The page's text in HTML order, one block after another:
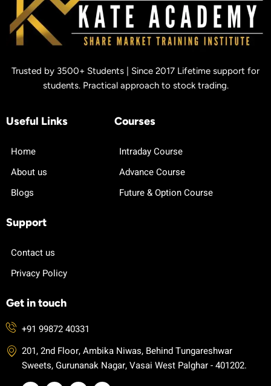
Trusted by 3500+ Students | Since 2017 Lifetime support for
students. Practical approach to stock trading.
Useful Links
Home
About us
Blogs
Courses
Intraday Course
Advance Course
Future & Option Course
Support
Contact us
Privacy Policy
Get in touch
+91 99872 40331
201, 2nd Floor, Ambika Niwas, Behind Tungareshwar
Sweets, Gurunanak Nagar, Vasai West Palghar - 401202.